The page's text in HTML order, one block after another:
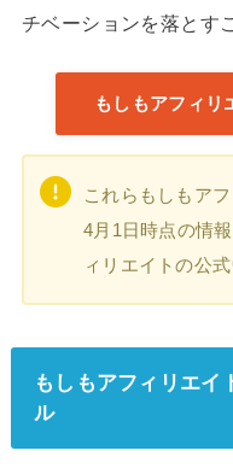
チベーションを落とす
もしもアフィリ
これらもしもア
4月1日時点の情
ィリエイトの公
もしもアフィリエイ
ル